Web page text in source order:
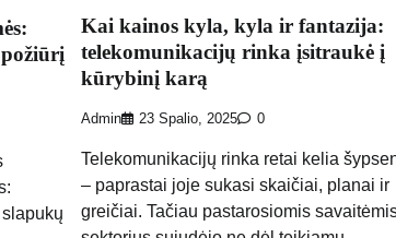
Kai kainos kyla, kyla ir fantazija:
telekomunikacijų rinka įsitraukė į
kūrybinį karą
Admin 23 Spalio, 2025 0
Telekomunikacijų rinka retai kelia
– paprastai joje sukasi skaičiai, planai ir
greičiai. Tačiau pastarosiomis